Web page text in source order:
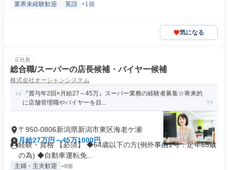
業界未経験歓迎 英語 +1個
気になる
正社員
総合職/スーパーの店長候補・バイヤー候補
株式会社オーシャンシステム
『賞与年2回×月給27～45万』スーパー業務の経験者募集☆将来的
に店舗管理職やバイヤーを目...
〒950-0806新潟県新潟市東区海老ケ瀬
月給27万円～45万1000円
経験・資格 【必須】 ◆64歳以下の方(例外事由1号：定年65歳
の為) ◆自動車運転免...
主婦・主夫歓迎 +8個